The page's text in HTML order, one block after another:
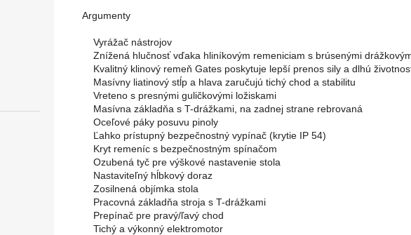
Argumenty
    Vyrážač nástrojov
Znížená hlučnosť vďaka hliníkovým remeniciam s brúsenými
Kvalitný klinový remeň Gates poskytuje lepší prenos sily a dlhú
    Masívny liatinový stĺp a hlava zaručujú tichý chod a stabilitu
    Vreteno s presnými guličkovými ložiskami
    Masívna základňa s T-drážkami, na zadnej strane rebrovaná
    Oceľové páky posuvu pinoly
    Ľahko prístupný bezpečnostný vypínač (krytie IP 54)
    Kryt remeníc s bezpečnostným spínačom
    Ozubená tyč pre výškové nastavenie stola
    Nastaviteľný hĺbkový doraz
    Zosilnená objímka stola
    Pracovná základňa stroja s T-drážkami
    Prepínač pre pravý/ľavý chod
    Tichý a výkonný elektromotor